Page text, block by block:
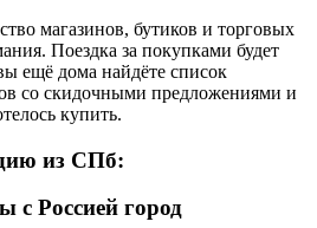
магазинов, бутиков и торговых
Поездка за покупками будет
ещё дома найдёте список
со скидочными предложениями и
купить.
из СПб:
с Россией город